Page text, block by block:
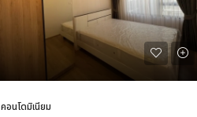
คอนโดมิเนียม